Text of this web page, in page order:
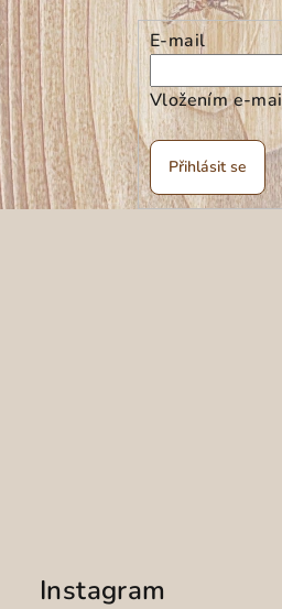
E-mail
Vložením e-
Přihlásit se
Instagram